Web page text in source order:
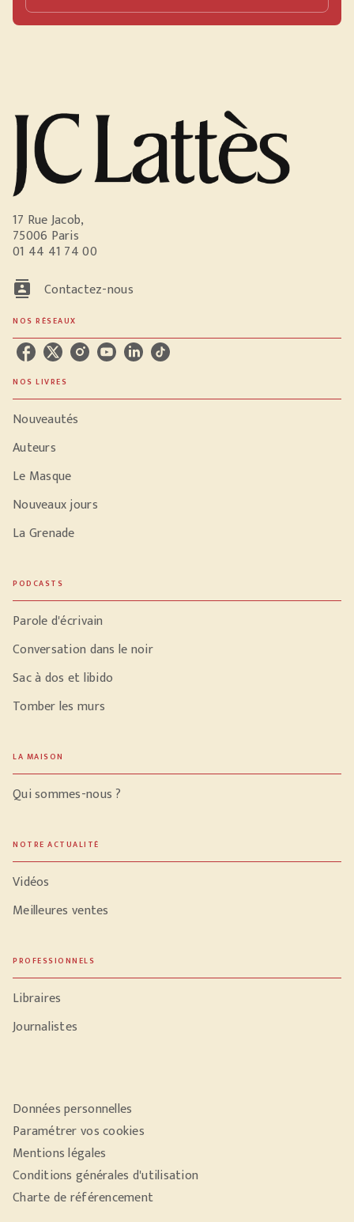
17 Rue Jacob,
75006 Paris
01 44 41 74 00
contacts Contactez-nous
NOS RÉSEAUX
NOS LIVRES
Nouveautés
Auteurs
Le Masque
Nouveaux jours
La Grenade
PODCASTS
Parole d'écrivain
Conversation dans le noir
Sac à dos et libido
Tomber les murs
LA MAISON
Qui sommes-nous ?
NOTRE ACTUALITÉ
Vidéos
Meilleures ventes
PROFESSIONNELS
Libraires
Journalistes
Données personnelles
Paramétrer vos cookies
Mentions légales
Conditions générales d'utilisation
Charte de référencement